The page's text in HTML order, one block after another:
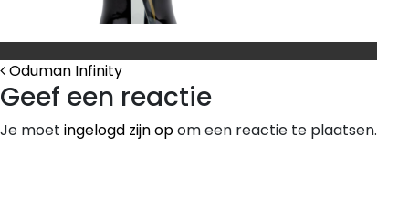
Bericht Navigatie
Oduman Infinity
Geef een reactie
Je moet ingelogd zijn opom een reactie te plaatsen.